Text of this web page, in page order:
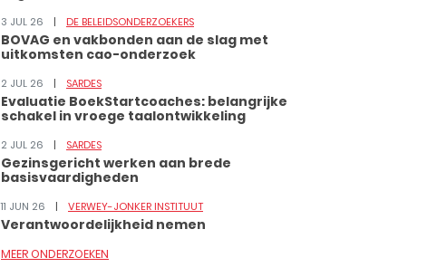
3 JUL 26 DE BELEIDSONDERZOEKERS
BOVAG en vakbonden aan de slag met
uitkomsten cao-onderzoek
2 JUL 26 SARDES
Evaluatie BoekStartcoaches: belangrijke
schakel in vroege taalontwikkeling
2 JUL 26 SARDES
Gezinsgericht werken aan brede
basisvaardigheden
11 JUN 26 VERWEY-JONKER INSTITUUT
Verantwoordelijkheid nemen
MEER ONDERZOEKEN